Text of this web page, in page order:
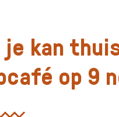
kan
op 9